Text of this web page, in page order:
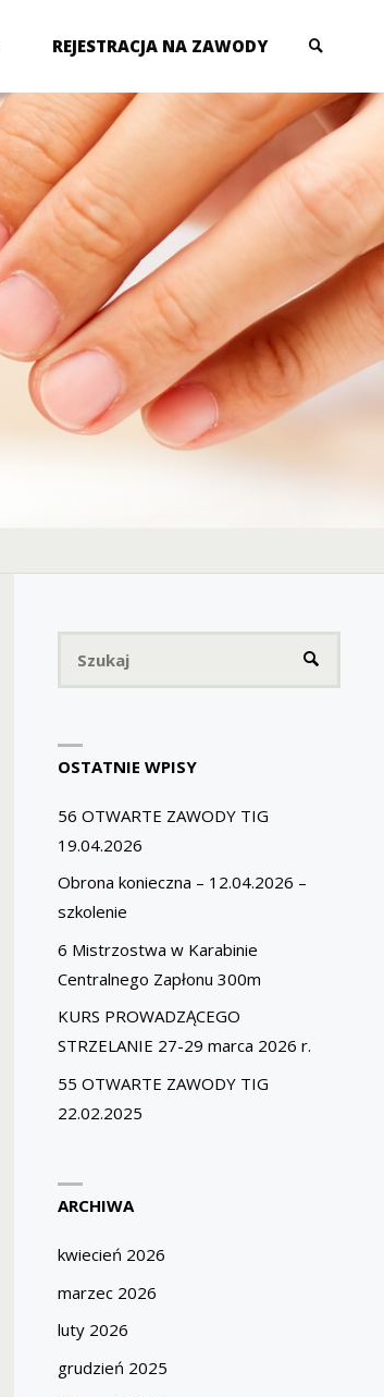
REJESTRACJA NA ZAWODY
SZUKAJ
SZUKAJ
OSTATNIE WPISY
56 OTWARTE ZAWODY TIG
19.04.2026
Obrona konieczna – 12.04.2026 –
szkolenie
6 Mistrzostwa w Karabinie
Centralnego Zapłonu 300m
KURS PROWADZĄCEGO
STRZELANIE 27-29 marca 2026 r.
55 OTWARTE ZAWODY TIG
22.02.2025
ARCHIWA
kwiecień 2026
marzec 2026
luty 2026
grudzień 2025